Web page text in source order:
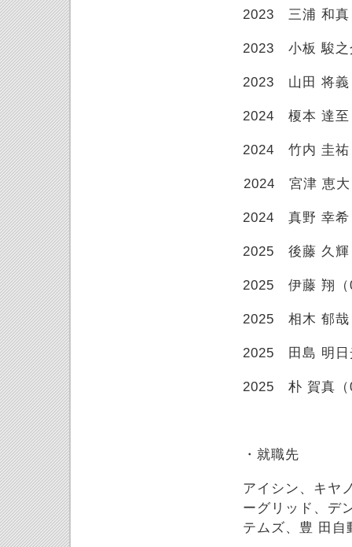
2023 三浦 和真
2023 小板 駿之
2023 山田 将義
2024 榎本 達至
2024 竹内 圭祐
2024 宮津 恵大
2024 真野 幸希
2025 後藤 久輝
2025 伊藤 翔（
2025 相木 郁哉
2025 田島 明日
2025 朴 賀真（
・就職先
アイシン、キヤ
ーグリッド、デ
テムズ、豊 田自